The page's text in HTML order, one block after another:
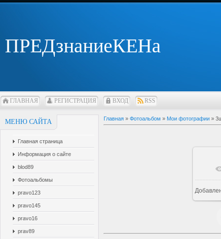
ПРЕДзнаниеКЕНа
ГЛАВНАЯ РЕГИСТРАЦИЯ ВХОД RSS
МЕНЮ САЙТА
Главная страница
Информация о сайте
blod89
Фотоальбомы
pravo123
pravo145
pravo16
prav89
Главная » Фотоальбом » Мои фотографии »